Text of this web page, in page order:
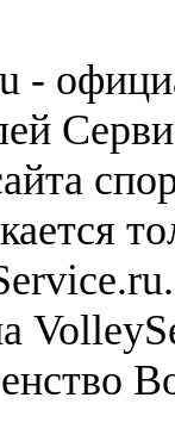
-